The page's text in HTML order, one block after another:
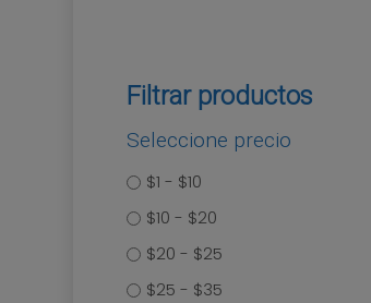
Filtrar productos
Seleccione precio
$1 - $10
$10 - $20
$20 - $25
$25 - $35